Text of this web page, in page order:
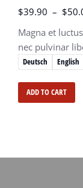
Deutsch English
$39.90 – $
Magna et
nec pulvinar
ADD TO CART